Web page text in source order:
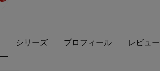
シリーズ プロフィール レビュー